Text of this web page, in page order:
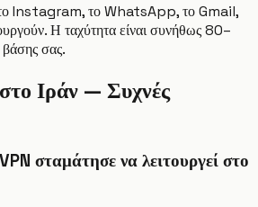
Instagram, το WhatsApp, το Gmail,
Η ταχύτητα είναι συνήθως 80–
σας.
Ιράν — Συχνές
σταμάτησε να λειτουργεί στο